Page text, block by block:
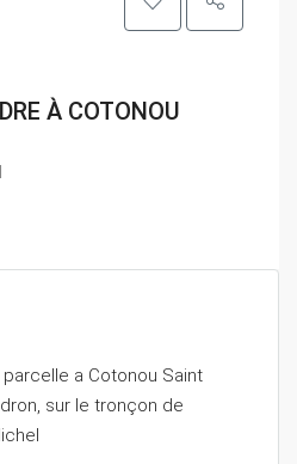
À COTONOU
a Cotonou Saint
sur le tronçon de